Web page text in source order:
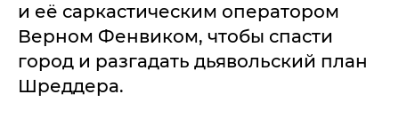
и её саркастическим оператором
Верном Фенвиком, чтобы спасти
город и разгадать дьявольский план
Шреддера.